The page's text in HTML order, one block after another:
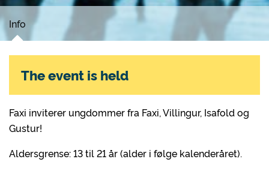
Info
Faxi inviterer ungdommer fra Faxi, Villingur, Isafold og
Gustur!
Aldersgrense: 13 til 21 år (alder i følge kalenderåret).
The event is held